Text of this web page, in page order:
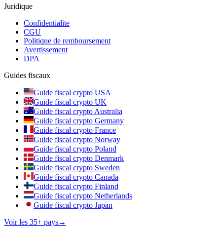
Juridique
Confidentialite
CGU
Politique de remboursement
Avertissement
DPA
Guides fiscaux
Guide fiscal crypto USA
Guide fiscal crypto UK
Guide fiscal crypto Australia
Guide fiscal crypto Germany
Guide fiscal crypto France
Guide fiscal crypto Norway
Guide fiscal crypto Poland
Guide fiscal crypto Denmark
Guide fiscal crypto Sweden
Guide fiscal crypto Canada
Guide fiscal crypto Finland
Guide fiscal crypto Netherlands
Guide fiscal crypto Japan
Voir les 35+ pays→